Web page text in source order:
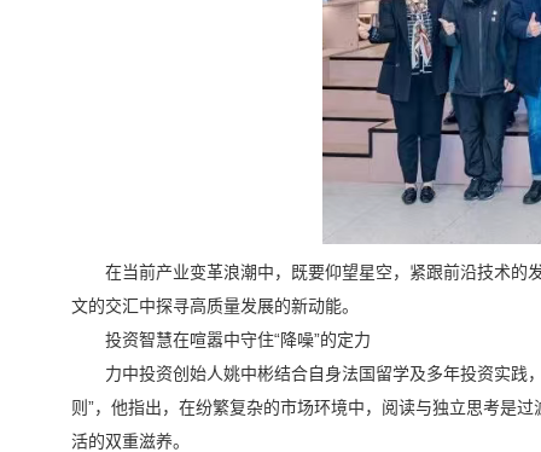
在当前产业变革浪潮中，既要仰望星空，紧跟前沿技术的
文的交汇中探寻高质量发展的新动能。
投资智慧在喧嚣中守住“降噪”的定力
力中投资创始人姚中彬结合自身法国留学及多年投资实践
则”，他指出，在纷繁复杂的市场环境中，阅读与独立思考是
活的双重滋养。